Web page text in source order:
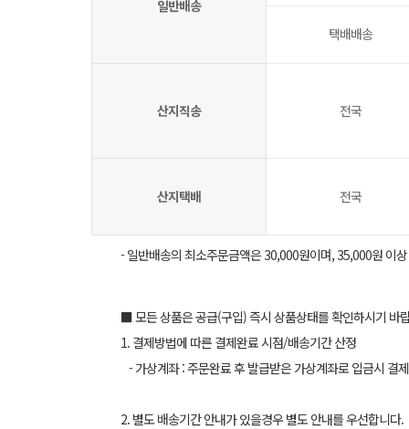
일반배송
택배배송
산지직송 전국
산지택배 전국
- 일반배송의 최소주문금액은 30,000원이며, 35,000원 이
■ 모든 상품은 공급(구입) 즉시 상품상태를 확인하시기 바
1. 결제방법에 따른 결제완료 시점/배송기간 산정
- 가상계좌 : 주문완료 후 발급받은 가상계좌로 입금시
2. 별도 배송기간 안내가 있을경우 별도 안내를 우선합니다.